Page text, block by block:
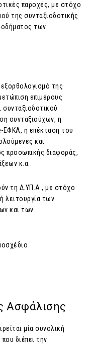
παροχές, με στόχο
της συνταξιοδοτικής
των
εξορθολογισμό της
επιμέρους
συνταξιούχων, η
ΕΦΚΑ, η επέκταση του
και
προσωπικής διαφοράς,
κ.α..
τη Δ.ΥΠ.Α., με στόχο
λειτουργία των
και των
Ασφάλισης
μία συνολική
διέπει την